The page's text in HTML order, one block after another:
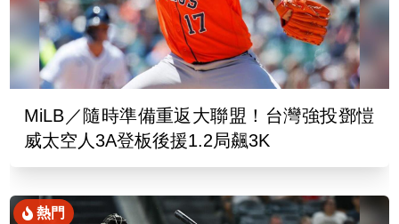
MiLB／隨時準備重返大聯盟！台灣強投鄧愷
威太空人3A登板後援1.2局飆3K
熱門